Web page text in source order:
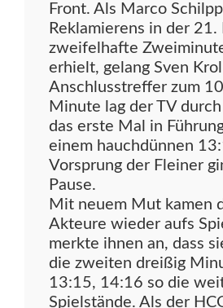
Front. Als Marco
Reklamierens in der
zweifelhafte
erhielt, gelang Sven
Anschlusstreffer zum
Minute lag der TV
das erste Mal in
einem hauchdünnen
Vorsprung der Fleiner
Pause.
Mit neuem Mut kamen
Akteure wieder aufs
merkte ihnen an, dass
die zweiten dreißig
13:15, 14:16 so die
Spielstände. Als der